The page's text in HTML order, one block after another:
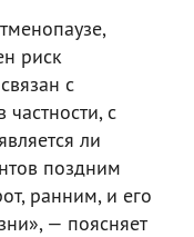
риск
с
с
ли
поздним
ранним, и его
— поясняет